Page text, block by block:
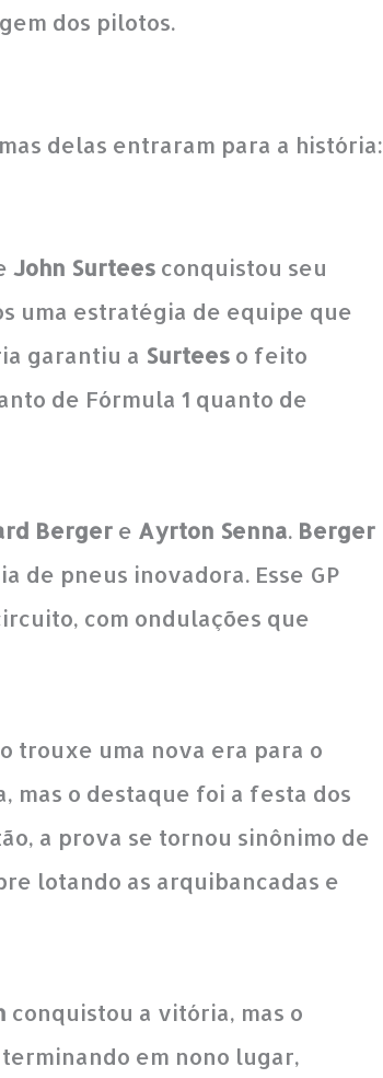
dos pilotos.
delas entraram para a história:
John Surtees conquistou seu
uma estratégia de equipe que
garantiu a Surtees o feito
de Fórmula 1 quanto de
Berger e Ayrton Senna. Berger
de pneus inovadora. Esse GP
com ondulações que
trouxe uma nova era para o
mas o destaque foi a festa dos
a prova se tornou sinônimo de
lotando as arquibancadas e
conquistou a vitória, mas o
em nono lugar,